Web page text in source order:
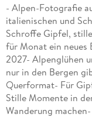
- Alpen-Fotografie
italienischen und
Schroffe Gipfel,
für Monat ein neues
2027- Alpenglühen
nur in den Bergen
Querformat- Für
Stille Momente in
Wanderung